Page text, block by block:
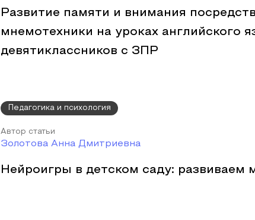
Развитие памяти и внимания
мнемотехники на уроках английского
девятиклассников с ЗПР
Педагогика и психология
Автор статьи
Золотова Анна Дмитриевна
Нейроигры в детском саду: развиваем